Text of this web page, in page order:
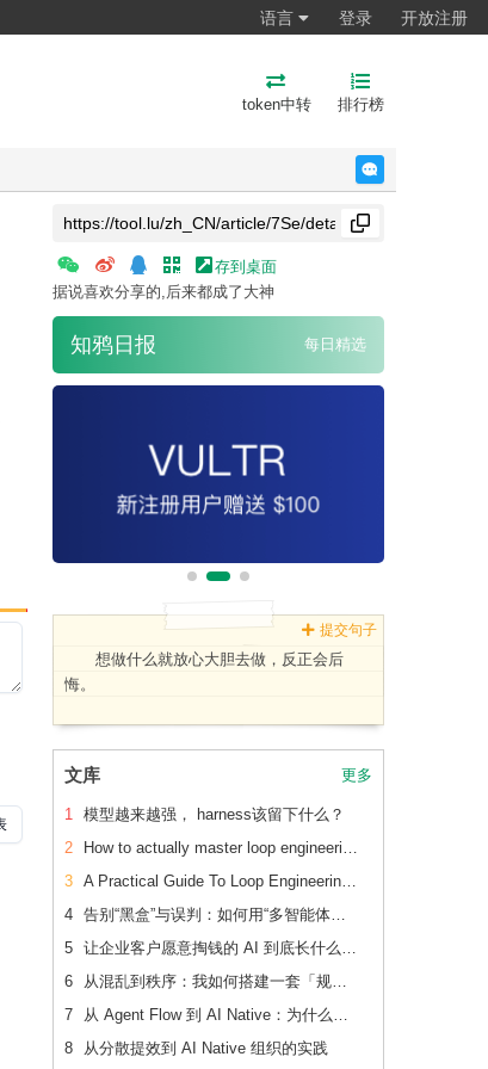
语言 登录 开放注册
token中转 排行榜
存到桌面
据说喜欢分享的,后来都成了大神
知鸦日报 每日精选
提交句子
想做什么就放心大胆去做，反正会后
悔。
文库 更多
1 模型越来越强， harness该留下什么？
2
How to actually master loop engineering
3
A Practical Guide To Loop Engineering Without Yourself
4
告别“黑盒”与误判：如何用“多智能体对抗辩论”重构内容安全审核系统
5
让企业客户愿意掏钱的 AI 到底长什么样？
6
从混乱到秩序：我如何搭建一套「规范驱动」的 AI 协作开发体系
7
从 Agent Flow 到 AI Native：为什么通用 Agent 是“饮鸩止渴”
8
从分散提效到 AI Native 组织的实践